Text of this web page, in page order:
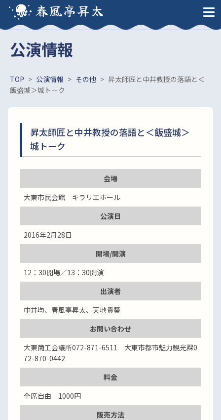
春風亭昇太
公演情報
TOP > 公演情報 > その他 > 昇太師匠と中井教授の落語と＜
飯盛城＞城トーク
昇太師匠と中井教授の落語と＜飯盛城＞
城トーク
会場
大東市民会館 キラリエホール
公演日
2016年2月28日
開場/開演
12：30開場／13：30開演
出演者
中井均、春風亭昇太、天地貴葵
お問い合わせ
大東商工会議所072-871-6511 大東市都市魅力観光課0
72-870-0442
料金
全席自由 1000円
販売方法